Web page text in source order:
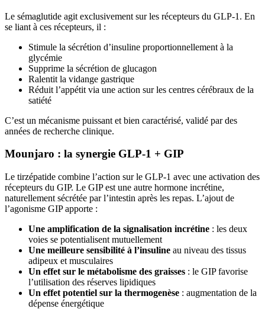
Le sémaglutide agit exclusivement sur les récepteurs du GLP-1. En
se liant à ces récepteurs, il :
Stimule la sécrétion d’insuline proportionnellement à la
glycémie
Supprime la sécrétion de glucagon
Ralentit la vidange gastrique
Réduit l’appétit via une action sur les centres cérébraux de la
satiété
C’est un mécanisme puissant et bien caractérisé, validé par des
années de recherche clinique.
Mounjaro : la synergie GLP-1 + GIP
Le tirzépatide combine l’action sur le GLP-1 avec une activation des
récepteurs du GIP. Le GIP est une autre hormone incrétine,
naturellement sécrétée par l’intestin après les repas. L’ajout de
l’agonisme GIP apporte :
Une amplification de la signalisation incrétine : les deux
voies se potentialisent mutuellement
Une meilleure sensibilité à l’insuline au niveau des tissus
adipeux et musculaires
Un effet sur le métabolisme des graisses : le GIP favorise
l’utilisation des réserves lipidiques
Un effet potentiel sur la thermogenèse : augmentation de la
dépense énergétique